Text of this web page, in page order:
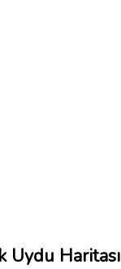
Uydu Haritası